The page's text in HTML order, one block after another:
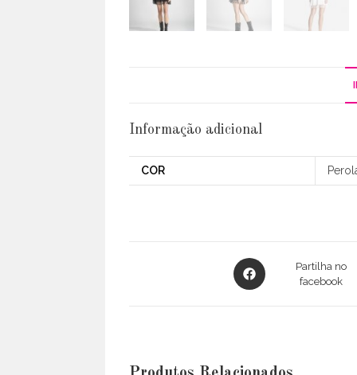
Informação adicional
COR
Opens
in
Partilha no
facebook